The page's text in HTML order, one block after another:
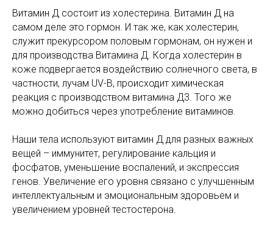
Витамин Д состоит из холестерина. Витамин Д на
самом деле это гормон. И так же, как холестерин,
служит прекурсором половым гормонам, он нужен и
для производства Витамина Д. Когда холестерин в
коже подвергается воздействию солнечного света, в
частности, лучам UV-B, происходит химическая
реакция с производством витамина Д3. Того же
можно добиться через употребление витаминов.
Наши тела используют витамин Д для разных важных
вещей – иммунитет, регулирование кальция и
фосфатов, уменьшение воспалений, и экспрессия
генов. Увеличение его уровня связано с улучшенным
интеллектуальным и эмоциональным здоровьем и
увеличением уровней тестостерона.